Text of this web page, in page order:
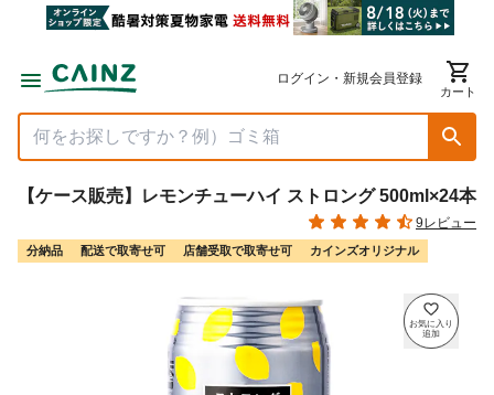
ログイン・新規会員登録
カート
【ケース販売】レモンチューハイ ストロング 500ml×24本
9レビュー
分納品 配送で取寄せ可 店舗受取で取寄せ可 カインズオリジナル